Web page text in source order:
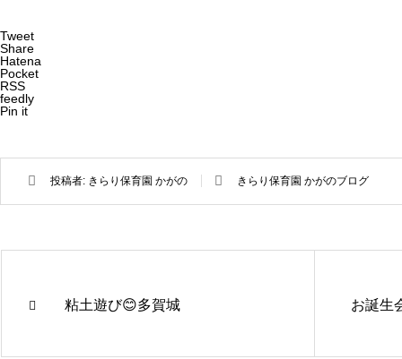
Tweet
Share
Hatena
Pocket
RSS
feedly
Pin it
投稿者: きらり保育園 かがの きらり保育園 かがのブログ
粘土遊び😊多賀城 お誕生